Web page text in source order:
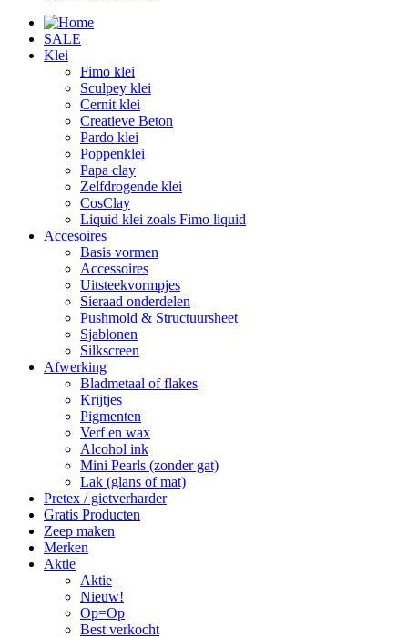
SALE
Klei
Fimo klei
Sculpey klei
Cernit klei
Creatieve Beton
Pardo klei
Poppenklei
Papa clay
Zelfdrogende klei
CosClay
Liquid klei zoals Fimo liquid
Accesoires
Basis vormen
Accessoires
Uitsteekvormpjes
Sieraad onderdelen
Pushmold & Structuursheet
Sjablonen
Silkscreen
Afwerking
Bladmetaal of flakes
Krijtjes
Pigmenten
Verf en wax
Alcohol ink
Mini Pearls (zonder gat)
Lak (glans of mat)
Pretex / gietverharder
Gratis Producten
Zeep maken
Merken
Aktie
Aktie
Nieuw!
Op=Op
Best verkocht